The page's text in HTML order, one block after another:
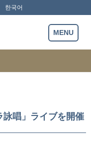
한국어
MENU
唱」ライブを開催